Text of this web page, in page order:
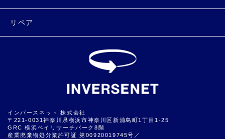
リペア
インバースネット 株式会社
〒221-0031神奈川県横浜市神奈川区新浦島町1丁目1-25
GRC 横浜ベイリサーチパーク8階
産業廃棄物処分業許可証 第00920019745号／